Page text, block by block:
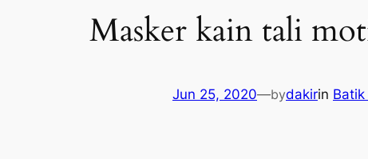
Masker kain tali
Jun 25, 2020—bydakirin